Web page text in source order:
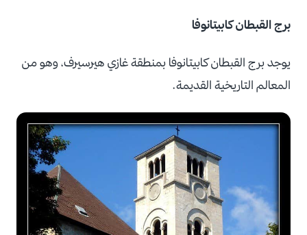
برج القبطان كابيتانوفا
يوجد برج القبطان كابيتانوفا بمنطقة غازي هيرسيرف، وهو من
المعالم التاريخية القديمة.